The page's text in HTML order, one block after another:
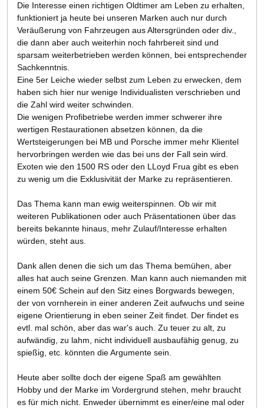
Die Interesse einen richtigen Oldtimer am Leben zu erhalten,
funktioniert ja heute bei unseren Marken auch nur durch
Veräußerung von Fahrzeugen aus Altersgründen oder div.,
die dann aber auch weiterhin noch fahrbereit sind und
sparsam weiterbetrieben werden können, bei entsprechender
Sachkenntnis.
Eine 5er Leiche wieder selbst zum Leben zu erwecken, dem
haben sich hier nur wenige Individualisten verschrieben und
die Zahl wird weiter schwinden.
Die wenigen Profibetriebe werden immer schwerer ihre
wertigen Restaurationen absetzen können, da die
Wertsteigerungen bei MB und Porsche immer mehr Klientel
hervorbringen werden wie das bei uns der Fall sein wird.
Exoten wie den 1500 RS oder den LLoyd Frua gibt es eben
zu wenig um die Exklusivität der Marke zu repräsentieren.
Das Thema kann man ewig weiterspinnen. Ob wir mit
weiteren Publikationen oder auch Präsentationen über das
bereits bekannte hinaus, mehr Zulauf/Interesse erhalten
würden, steht aus.
Dank allen denen die sich um das Thema bemühen, aber
alles hat auch seine Grenzen. Man kann auch niemanden mit
einem 50€ Schein auf den Sitz eines Borgwards bewegen,
der von vornherein in einer anderen Zeit aufwuchs und seine
eigene Orientierung in eben seiner Zeit findet. Der findet es
evtl. mal schön, aber das war's auch. Zu teuer zu alt, zu
aufwändig, zu lahm, nicht individuell ausbaufähig genug, zu
spießig, etc. könnten die Argumente sein.
Heute aber sollte doch der eigene Spaß am gewählten
Hobby und der Marke im Vordergrund stehen, mehr braucht
es für mich nicht. Enweder übernimmt es einer/eine mal oder